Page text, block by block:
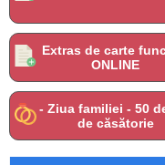
Extras de carte
ONLINE
- Ziua familiei - 50
de căsătorie